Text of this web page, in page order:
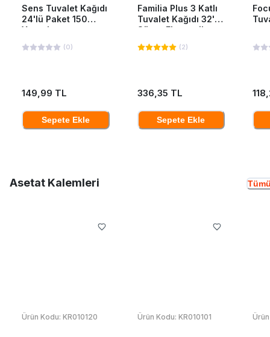
Sens Tuvalet Kağıdı
24'lü Paket 150
Yaprak
(0)
149,99 TL
Sepete Ekle
Familia Plus 3 Katlı
Tuvalet Kağıdı 32'li
Süper Ekonomik
(2)
336,35 TL
Sepete Ekle
Asetat Kalemleri
Ürün Kodu: KR010120 Ürün Kodu: KR010101